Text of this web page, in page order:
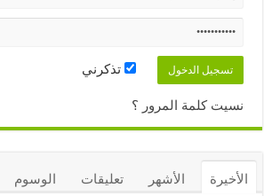
تذكرني
نسيت كلمة المرور ؟
الأخيرة الأشهر تعليقات الوسوم